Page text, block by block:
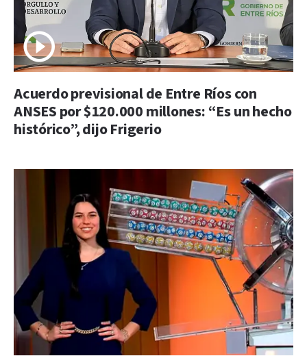
Acuerdo previsional de Entre Ríos con
ANSES por $120.000 millones: “Es un hecho
histórico”, dijo Frigerio